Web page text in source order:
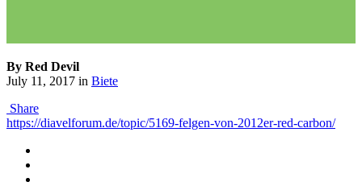
By Red Devil
July 11, 2017 in Biete
Share
https://diavelforum.de/topic/5169-felgen-von-2012er-red-carbon/